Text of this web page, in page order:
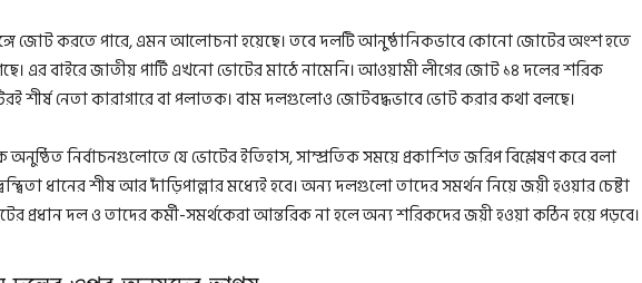
জোট করতে পারে, এমন আলোচনা হয়েছে। তবে দলটি আনুষ্ঠানিকভাবে কোনো জোটের অংশ হতে
এর বাইরে জাতীয় পার্টি এখনো ভোটের মাঠে নামেনি। আওয়ামী লীগের জোট ১৪ দলের শরিক
শীর্ষ নেতা কারাগারে বা পলাতক। বাম দলগুলোও জোটবদ্ধভাবে ভোট করার কথা বলছে।
নির্বাচনগুলোতে যে ভোটের ইতিহাস, সাম্প্রতিক সময়ে প্রকাশিত জরিপ বিশ্লেষণ করে বলা
ধানের শীষ আর দাঁড়িপাল্লার মধ্যেই হবে। অন্য দলগুলো তাদের সমর্থন নিয়ে জয়ী হওয়ার চেষ্টা
প্রধান দল ও তাদের কর্মী-সমর্থকেরা আন্তরিক না হলে অন্য শরিকদের জয়ী হওয়া কঠিন হয়ে পড়বে।